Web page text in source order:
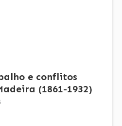
e conflitos
(1861-1932)